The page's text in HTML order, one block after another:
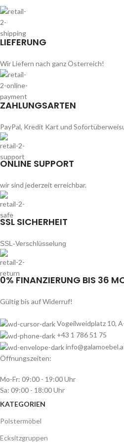
LIEFERUNG
Wir Liefern nach ganz Österreich!
ZAHLUNGSARTEN
PayPal, Kredit Kart und
ONLINE SUPPORT
wir sind jederzeit erreichbar.
SSL SICHERHEIT
SSL-Verschlüsselung
0% FINANZIERUNG BIS 36
Gültig bis auf Widerruf!
Vogeilweidplatz 10,
+43 1 786 51 75
Öffnungszeiten:
Mo-Fr: 09:00 - 19:00 Uhr
Sa: 09:00 - 18:00 Uhr
KATEGORIEN
Polstermöbel
Ecksitzgruppen